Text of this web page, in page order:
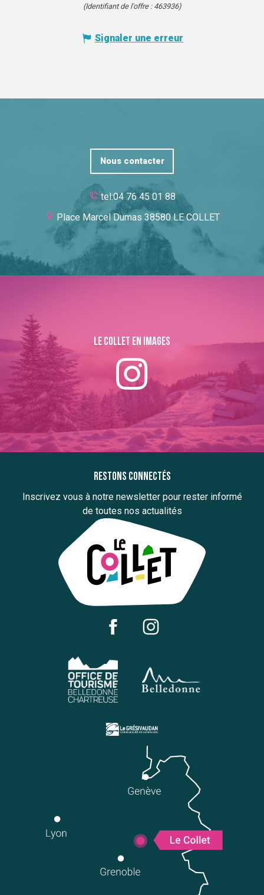
(Identifiant de l'offre : 463936)
Signaler une erreur
Nous contacter
tel:04 76 45 01 88
Place Marcel Dumas 38580 LE COLLET
Le collet en images
Restons connectés
Inscrivez vous à notre newsletter pour rester informé
de toutes nos actualités